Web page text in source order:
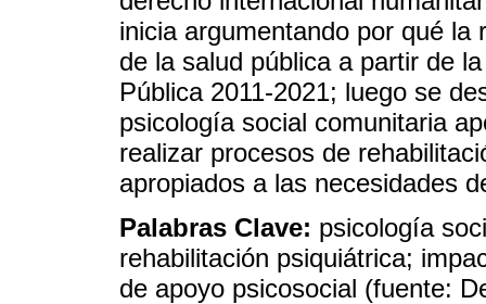
inicia argumentando por qué la
de la salud pública a partir de
Pública 2011-2021; luego se
psicología social comunitaria
realizar procesos de
apropiados a las necesidades
Palabras Clave: psicología
rehabilitación psiquiátrica;
de apoyo psicosocial (fuente: